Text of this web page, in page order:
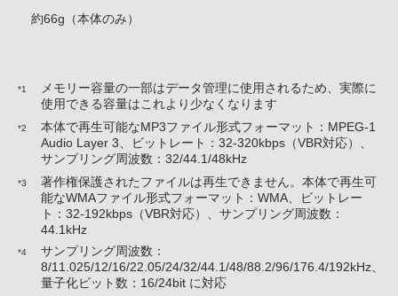
約66g（本体のみ）
*1
メモリー容量の一部はデータ管理に使用されるため、実際に
使用できる容量はこれより少なくなります
*2
本体で再生可能なMP3ファイル形式フォーマット：MPEG-1
Audio Layer 3、ビットレート：32-320kbps（VBR対応）、
サンプリング周波数：32/44.1/48kHz
*3
著作権保護されたファイルは再生できません。本体で再生可
能なWMAファイル形式フォーマット：WMA、ビットレー
ト：32-192kbps（VBR対応）、サンプリング周波数：
44.1kHz
*4
サンプリング周波数：
8/11.025/12/16/22.05/24/32/44.1/48/88.2/96/176.4/192kHz、
量子化ビット数：16/24bit に対応